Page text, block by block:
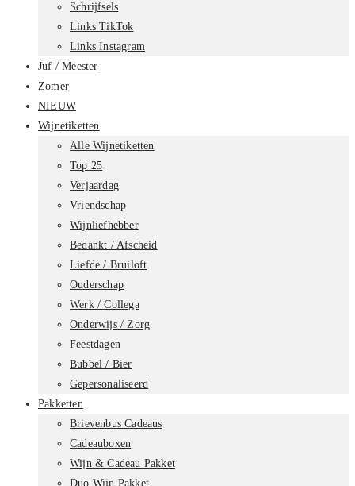
Schrijfsels
Links TikTok
Links Instagram
Juf / Meester
Zomer
NIEUW
Wijnetiketten
Alle Wijnetiketten
Top 25
Verjaardag
Vriendschap
Wijnliefhebber
Bedankt / Afscheid
Liefde / Bruiloft
Ouderschap
Werk / Collega
Onderwijs / Zorg
Feestdagen
Bubbel / Bier
Gepersonaliseerd
Pakketten
Brievenbus Cadeaus
Cadeauboxen
Wijn & Cadeau Pakket
Duo Wijn Pakket